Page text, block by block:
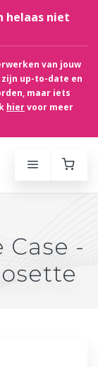
helaas niet
van jouw
up-to-date en
maar iets
hiervoor meer
-